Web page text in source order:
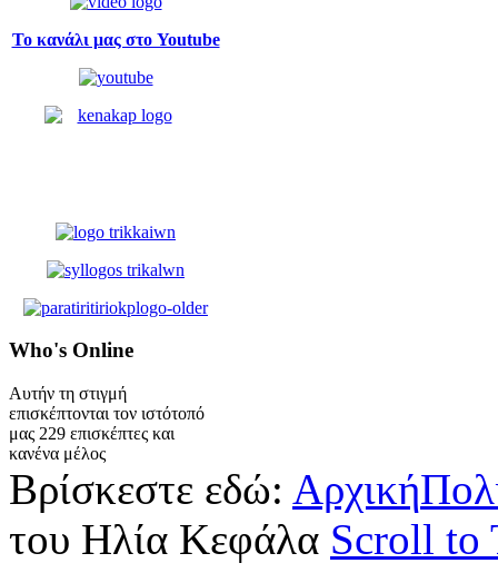
Το κανάλι μας στο Youtube
Who's Online
Αυτήν τη στιγμή
επισκέπτονται τον ιστότοπό
μας 229 επισκέπτες και
κανένα μέλος
Βρίσκεστε εδώ: Αρχική
του Ηλία Κεφάλα Scroll to